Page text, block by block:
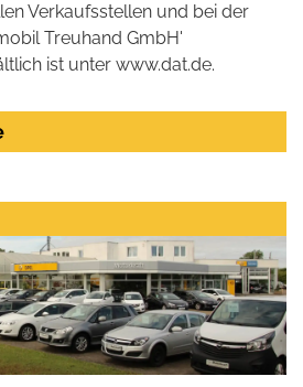
Verkaufsstellen und bei der
Treuhand GmbH'
ist unter www.dat.de.